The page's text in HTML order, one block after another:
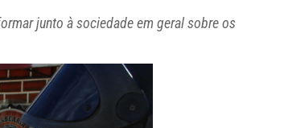
junto à sociedade em geral sobre os